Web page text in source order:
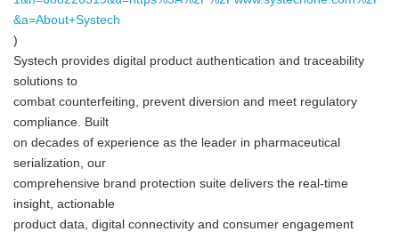
&a=About+Systech
)
Systech provides digital product authentication and traceability
solutions to
combat counterfeiting, prevent diversion and meet regulatory
compliance. Built
on decades of experience as the leader in pharmaceutical
serialization, our
comprehensive brand protection suite delivers the real-time
insight, actionable
product data, digital connectivity and consumer engagement
English